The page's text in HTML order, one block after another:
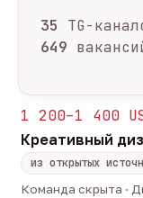
35 TG-
649
1 200–1 400
Креативный
из открытых
Команда скрыта ·